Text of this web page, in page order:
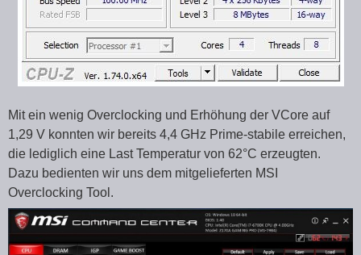
Mit ein wenig Overclocking und Erhöhung der VCore auf
1,29 V konnten wir bereits 4,4 GHz Prime-stabile erreichen,
die lediglich eine Last Temperatur von 62°C erzeugten.
Dazu bedienten wir uns dem mitgelieferten MSI
Overclocking Tool.